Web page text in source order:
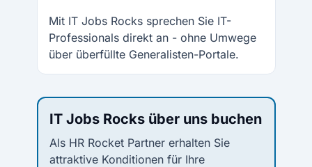
Mit IT Jobs Rocks sprechen Sie IT-
Professionals direkt an - ohne Umwege
über überfüllte Generalisten-Portale.
IT Jobs Rocks über uns buchen
Als HR Rocket Partner erhalten Sie
attraktive Konditionen für Ihre